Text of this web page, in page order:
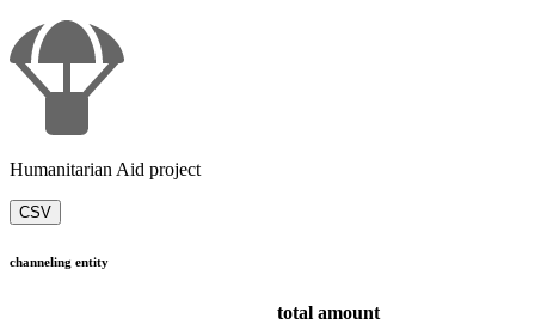
Humanitarian Aid project
CSV
channeling entity
total amount